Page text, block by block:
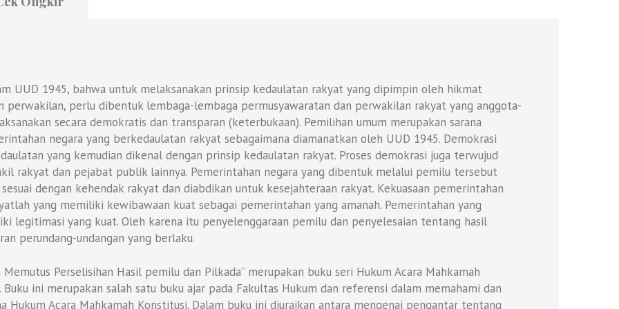
UUD 1945, bahwa untuk melaksanakan prinsip kedaulatan rakyat yang dipimpin oleh hikmat
perwakilan, perlu dibentuk lembaga-lembaga permusyawaratan dan perwakilan rakyat yang anggota-
secara demokratis dan transparan (keterbukaan). Pemilihan umum merupakan sarana
negara yang berkedaulatan rakyat sebagaimana diamanatkan oleh UUD 1945. Demokrasi
yang kemudian dikenal dengan prinsip kedaulatan rakyat. Proses demokrasi juga terwujud
rakyat dan pejabat publik lainnya. Pemerintahan negara yang dibentuk melalui pemilu tersebut
dengan kehendak rakyat dan diabdikan untuk kesejahteraan rakyat. Kekuasaan pemerintahan
yang memiliki kewibawaan kuat sebagai pemerintahan yang amanah. Pemerintahan yang
legitimasi yang kuat. Oleh karena itu penyelenggaraan pemilu dan penyelesaian tentang hasil
perundang-undangan yang berlaku.
Perselisihan Hasil pemilu dan Pilkada” merupakan buku seri Hukum Acara Mahkamah
ini merupakan salah satu buku ajar pada Fakultas Hukum dan referensi dalam memahami dan
Hukum Acara Mahkamah Konstitusi. Dalam buku ini diuraikan antara mengenai pengantar tentang